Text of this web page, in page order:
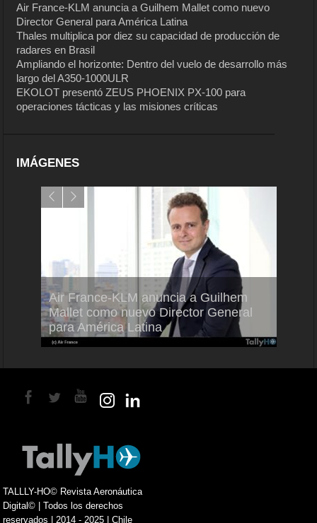
Air France-KLM anuncia a Guilhem Mallet como nuevo
Director General para América Latina
Thales multiplica por diez su capacidad de producción de
radares en Brasil
Ampliando el horizonte: Dentro del vuelo de desarrollo más
largo del A350-1000ULR
EKOLOT presentó ZEUS PHOENIX PX-100 para
operaciones tácticas y las misiones críticas
IMÁGENES
Air France-KLM anuncia a Guilhem
Mallet como nuevo Director General
para América Latina
TALLLY-HO© Revista Aeronáutica
Digital© | Todos los derechos
reservados | 2014 - 2025 | Chile